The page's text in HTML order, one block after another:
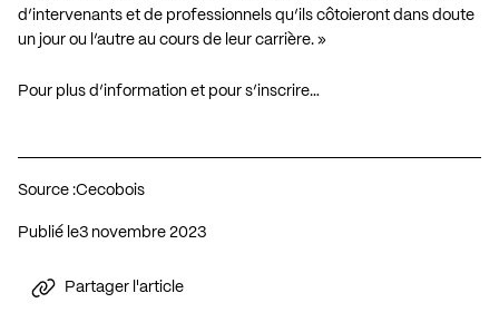
d’intervenants et de professionnels qu’ils côtoieront dans doute
un jour ou l’autre au cours de leur carrière. »
Pour plus d’information et pour s’inscrire…
Source :Cecobois
Publié le 3 novembre 2023
Partager l'article